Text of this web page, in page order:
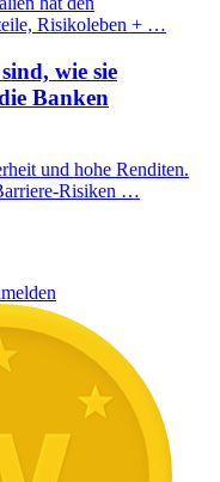
Risikoleben + …
wie sie
Banken
und hohe Renditen.
Risiken …